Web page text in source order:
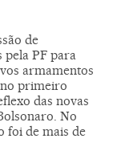
de
pela PF para
armamentos
primeiro
das novas
No
foi de mais de